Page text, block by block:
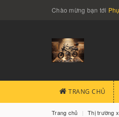
Chào mừng bạn tới
TRANG CHỦ
Trang chủ Thị trường